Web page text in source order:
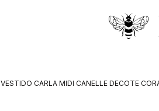
O que você
VESTIDO CARLA MIDI CANELLE DECOTE